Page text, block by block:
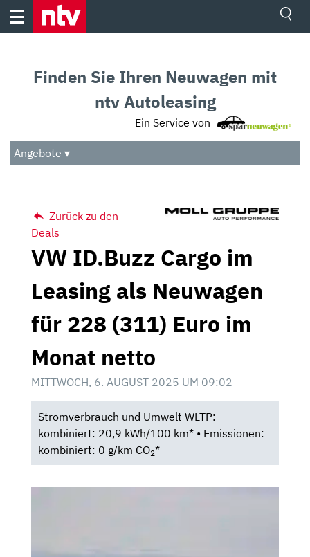
Skip
Audio
Das Beste
Finden Sie Ihren Neuwagen mit
ntv Autoleasing
Ein Service von
Angebote ▾
Zurück zu den
Deals
VW ID.Buzz Cargo im
Leasing als Neuwagen
für 228 (311) Euro im
Monat netto
MITTWOCH, 6. AUGUST 2025 UM 09:02
Stromverbrauch und Umwelt WLTP:
kombiniert: 20,9 kWh/100 km* • Emissionen:
kombiniert: 0 g/km CO2*